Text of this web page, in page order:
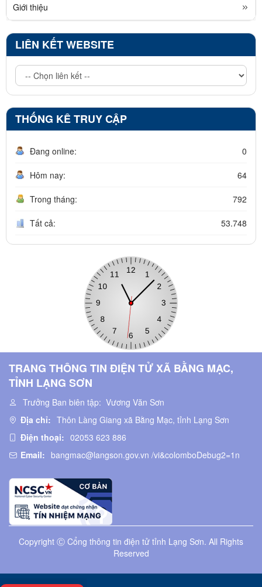
Giới thiệu
LIÊN KẾT WEBSITE
THỐNG KÊ TRUY CẬP
Đang online: 0
Hôm nay: 64
Trong tháng: 792
Tất cả: 53.748
TRANG THÔNG TIN ĐIỆN TỬ XÃ BẰNG MẠC,
TỈNH LẠNG SƠN
Trưởng Ban biên tập: Vương Văn Sơn
Địa chỉ: Thôn Làng Giang xã Bằng Mạc, tỉnh Lạng Sơn
Điện thoại: 02053 623 886
Email: bangmac@langson.gov.vn /vi&colomboDebug2=1n
Copyright Ⓒ Cổng thông tin điện tử tỉnh Lạng Sơn. All Rights
Reserved